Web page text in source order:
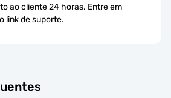
ao cliente 24 horas. Entre em
link de suporte.